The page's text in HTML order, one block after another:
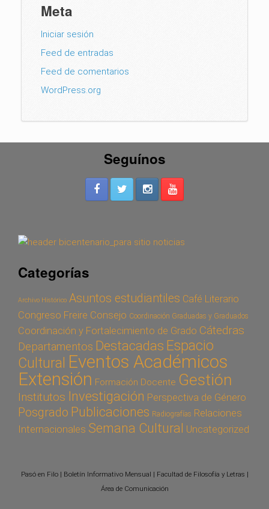
Meta
Iniciar sesión
Feed de entradas
Feed de comentarios
WordPress.org
Seguínos
Categorías
Archivo Histórico Asuntos estudiantiles Café Literario
Congreso Freire Consejo Coordinación Graduadas y Graduados
Coordinación y Fortalecimiento de Grado Cátedras
Departamentos Destacadas Espacio
Cultural Eventos Académicos
Extensión Formación Docente Gestión
Institutos Investigación Perspectiva de Género
Posgrado Publicaciones Radiografías Relaciones
Internacionales Semana Cultural Uncategorized
Pasó en Filo | Boletín Informativo Mensual | Facultad de Filosofía y Letras |
Área de Comunicación